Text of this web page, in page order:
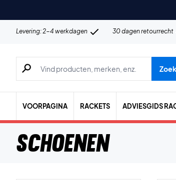
Levering: 2-4 werkdagen 30 dagen retourrecht
Zoeken naar producten, merken etc.
VOORPAGINA RACKETS ADVIESGIDS
Schoenen